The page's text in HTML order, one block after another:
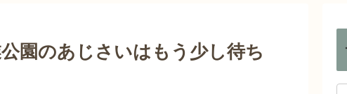
園のあじさいはもう少し待ち